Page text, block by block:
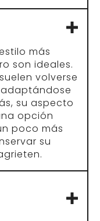
más
son ideales.
volverse
su aspecto
opción
poco más
su